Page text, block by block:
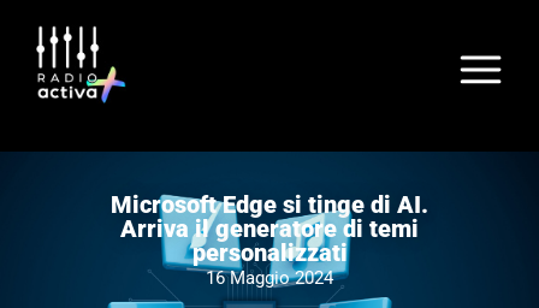
Microsoft Edge si tinge di AI.
Arriva il generatore di temi
personalizzati
16 Maggio 2024